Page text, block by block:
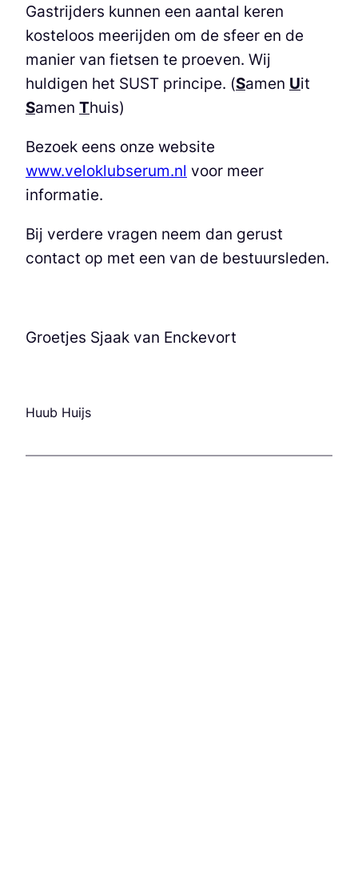
Gastrijders kunnen een aantal keren
kosteloos meerijden om de sfeer en de
manier van fietsen te proeven. Wij
huldigen het SUST principe. (Samen Uit
Samen Thuis)
Bezoek eens onze website
www.veloklubserum.nl voor meer
informatie.
Bij verdere vragen neem dan gerust
contact op met een van de bestuursleden.
Groetjes Sjaak van Enckevort
Huub Huijs